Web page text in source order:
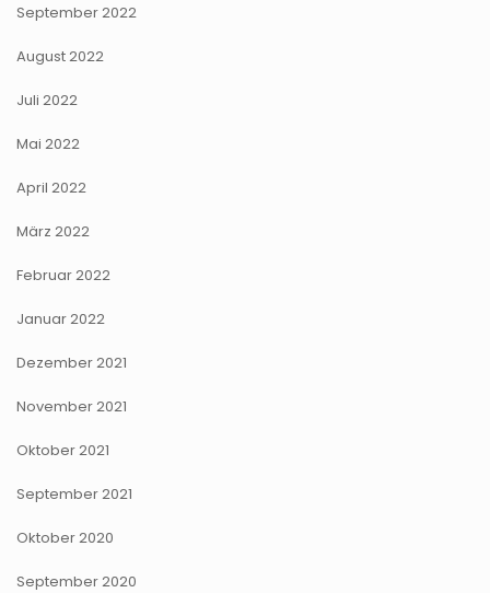
September 2022
August 2022
Juli 2022
Mai 2022
April 2022
März 2022
Februar 2022
Januar 2022
Dezember 2021
November 2021
Oktober 2021
September 2021
Oktober 2020
September 2020